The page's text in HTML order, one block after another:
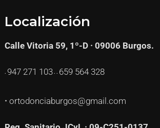
Localización
Calle Vitoria 59, 1º-D · 09006 Burgos.
· 947 271 103 · · 659 564 328
· ortodonciaburgos@gmail.com